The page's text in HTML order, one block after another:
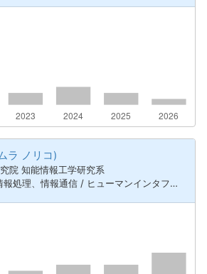
ラ ノリコ)
院 知能情報工学研究系
情報通信 / ヒューマンインタフェース、インタラクション